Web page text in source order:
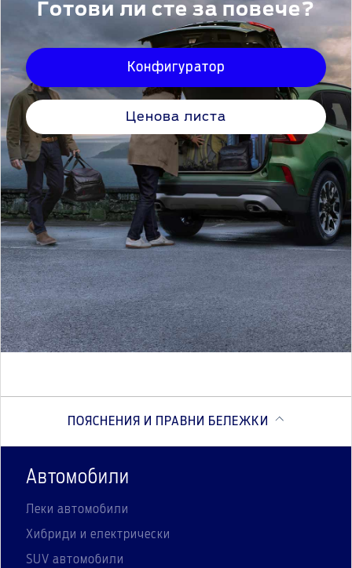
Готови ли сте за повече?
Конфигуратор
Ценова листа
ПОЯСНЕНИЯ И ПРАВНИ БЕЛЕЖКИ
Автомобили
Леки автомобили
Хибриди и електрически
SUV автомобили